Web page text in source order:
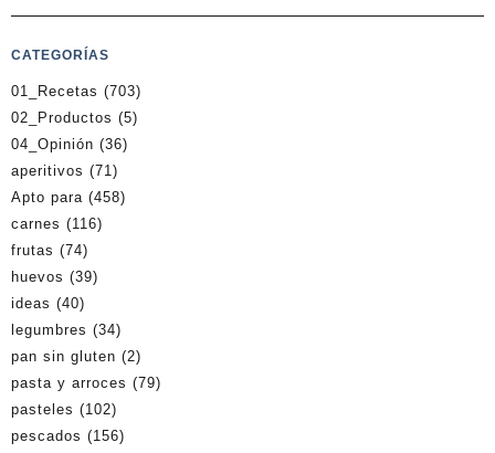
CATEGORÍAS
01_Recetas (703)
02_Productos (5)
04_Opinión (36)
aperitivos (71)
Apto para (458)
carnes (116)
frutas (74)
huevos (39)
ideas (40)
legumbres (34)
pan sin gluten (2)
pasta y arroces (79)
pasteles (102)
pescados (156)